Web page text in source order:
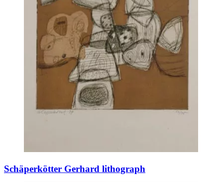
Schäperkötter Gerhard lithograph